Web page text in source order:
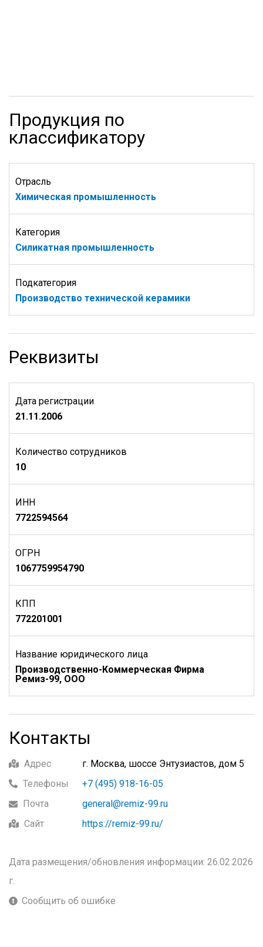
Продукция по
классификатору
Отрасль
Химическая промышленность
Категория
Силикатная промышленность
Подкатегория
Производство технической керамики
Реквизиты
Дата регистрации
21.11.2006
Количество сотрудников
10
ИНН
7722594564
ОГРН
1067759954790
КПП
772201001
Название юридического лица
Производственно-Коммерческая Фирма
Ремиз-99, ООО
Контакты
Адрес
г. Москва, шоссе Энтузиастов, дом 5
Телефоны
+7 (495) 918-16-05
Почта
general@remiz-99.ru
Сайт
https://remiz-99.ru/
Дата размещения/обновления информации: 26.02.2026
г.
Сообщить об ошибке